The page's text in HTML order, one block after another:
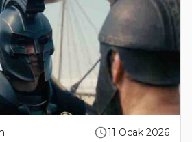
11 Ocak 2026